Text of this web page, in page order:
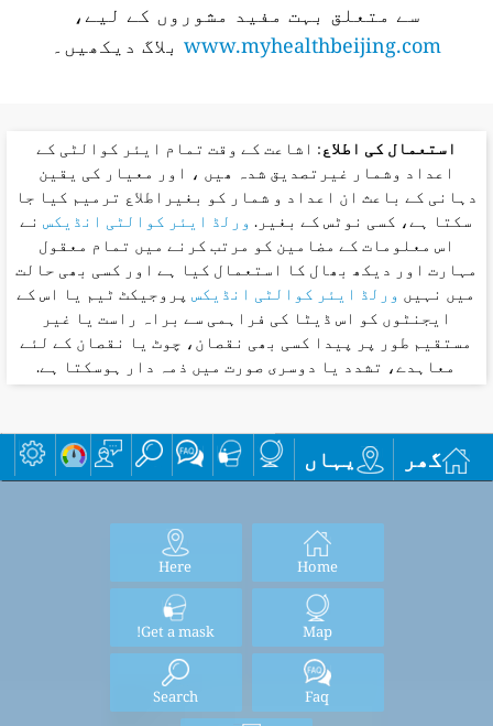
سے متعلق بہت مفید مشوروں کے لیے،
www.myhealthbeijing.comبلاگ دیکھیں۔
استعمال کی اطلاع: اشاعت کے وقت تمام ایئر کوالٹی کے
اعداد وشمار غیرتصدیق شدہ ھیں ، اور معیار کی یقین
دہانی کے باعث ان اعداد و شمار کو بغیراطلاع ترمیم کیا جا
سکتا ہے، کسی نوٹس کے بغیر.ورلڈ ایئر کوالٹی انڈیکسنے
اس معلومات کے مضامین کو مرتب کرنے میں تمام معقول
مہارت اور دیکھ بھال کا استعمال کیا ہے اور کسی بھی حالت
میں نہیںورلڈ ایئر کوالٹی انڈیکسپروجیکٹ ٹیم یا اس کے
ایجنٹوں کو اس ڈیٹا کی فراہمی سے براہ راست یا غیر
مستقیم طور پر پیدا کسی بھی نقصان، چوٹ یا نقصان کے لئے
معاہدے، تشدد یا دوسری صورت میں ذمہ دار ہوسکتا ہے.
گھر یہاں
Home
Here
Map
Get a mask!
Faq
Search